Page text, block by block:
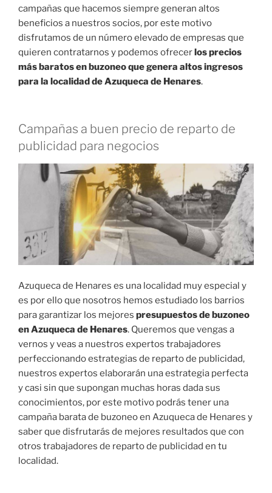
campañas que hacemos siempre generan altos
beneficios a nuestros socios, por este motivo
disfrutamos de un número elevado de empresas que
quieren contratarnos y podemos ofrecerlos precios
más baratos en buzoneo que genera altos ingresos
para la localidad de Azuqueca de Henares.
Campañas a buen precio de reparto de
publicidad para negocios
Azuqueca de Henares es una localidad muy especial y
es por ello que nosotros hemos estudiado los barrios
para garantizar los mejores presupuestos de buzoneo
en Azuqueca de Henares. Queremos que vengas a
vernos y veas a nuestros expertos trabajadores
perfeccionando estrategias de reparto de publicidad,
nuestros expertos elaborarán una estrategia perfecta
y casi sin que supongan muchas horas dada sus
conocimientos, por este motivo podrás tener una
campaña barata de buzoneo en Azuqueca de Henares y
saber que disfrutarás de mejores resultados que con
otros trabajadores de reparto de publicidad en tu
localidad.